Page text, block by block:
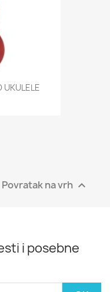
UKULELE
Povratak na vrh 
i posebne